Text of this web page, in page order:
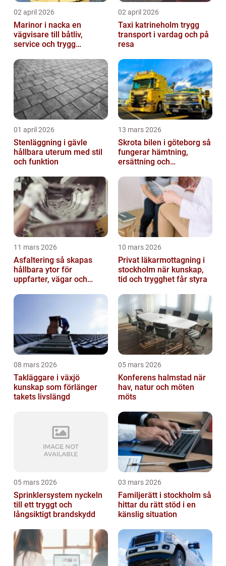
02 april 2026
Marinor i nacka en
vägvisare till båtliv,
service och trygg
02 april 2026
Taxi katrineholm trygg
transport i vardag och på
resa
01 april 2026
Stenläggning i gävle
hållbara uterum med stil
och funktion
13 mars 2026
Skrota bilen i göteborg så
fungerar hämtning,
ersättning och
11 mars 2026
Asfaltering så skapas
hållbara ytor för
uppfarter, vägar och
10 mars 2026
Privat läkarmottagning i
stockholm när kunskap,
tid och trygghet får styra
08 mars 2026
Takläggare i växjö
kunskap som förlänger
takets livslängd
05 mars 2026
Konferens halmstad när
hav, natur och möten
möts
05 mars 2026
Sprinklersystem nyckeln
till ett tryggt och
långsiktigt brandskydd
03 mars 2026
Familjerätt i stockholm så
hittar du rätt stöd i en
känslig situation